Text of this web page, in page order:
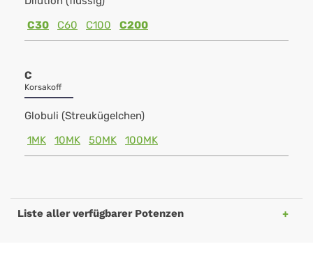
C30
C60 C100 C200
C
Korsakoff
Globuli (Streukügelchen)
1MK
10MK 50MK 100MK
Liste aller verfügbarer Potenzen